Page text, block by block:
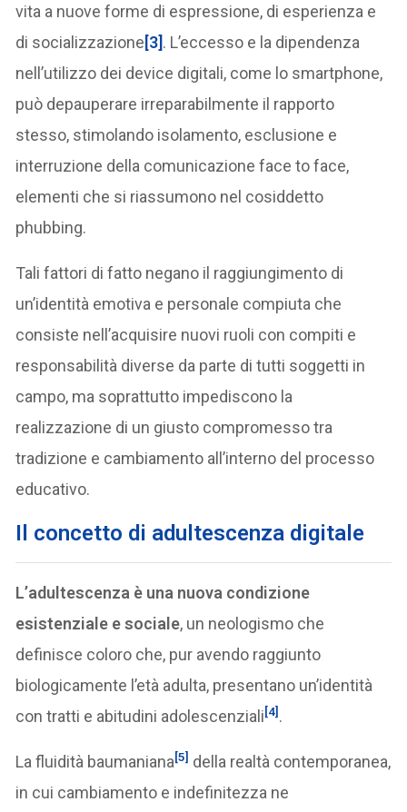
vita a nuove forme di espressione, di esperienza e
di socializzazione[3]. L’eccesso e la dipendenza
nell’utilizzo dei device digitali, come lo smartphone,
può depauperare irreparabilmente il rapporto
stesso, stimolando isolamento, esclusione e
interruzione della comunicazione face to face,
elementi che si riassumono nel cosiddetto
phubbing.
Tali fattori di fatto negano il raggiungimento di
un’identità emotiva e personale compiuta che
consiste nell’acquisire nuovi ruoli con compiti e
responsabilità diverse da parte di tutti soggetti in
campo, ma soprattutto impediscono la
realizzazione di un giusto compromesso tra
tradizione e cambiamento all’interno del processo
educativo.
Il concetto di adultescenza digitale
L’adultescenza è una nuova condizione
esistenziale e sociale, un neologismo che
definisce coloro che, pur avendo raggiunto
biologicamente l’età adulta, presentano un’identità
con tratti e abitudini adolescenziali[4] .
La fluidità baumaniana[5] della realtà contemporanea,
in cui cambiamento e indefinitezza ne